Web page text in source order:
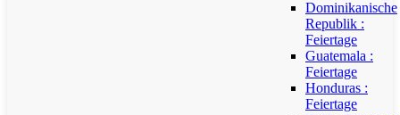
Dominikanische
Republik :
Feiertage
Guatemala :
Feiertage
Honduras :
Feiertage